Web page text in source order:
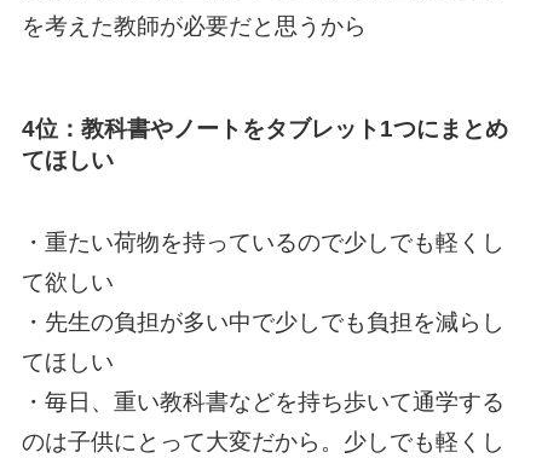
を考えた教師が必要だと思うから
4位：教科書やノートをタブレット1つにまとめ
てほしい
・重たい荷物を持っているので少しでも軽くし
て欲しい
・先生の負担が多い中で少しでも負担を減らし
てほしい
・毎日、重い教科書などを持ち歩いて通学する
のは子供にとって大変だから。少しでも軽くし